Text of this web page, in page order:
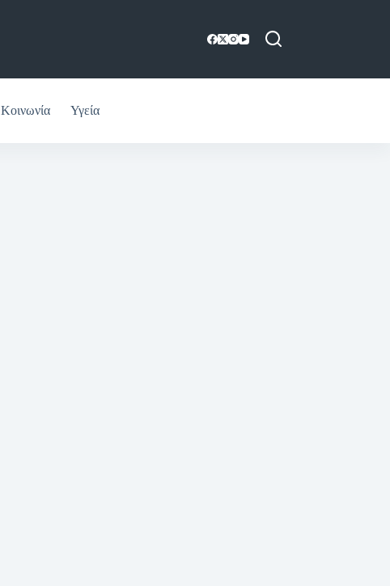
Κοινωνία Υγεία